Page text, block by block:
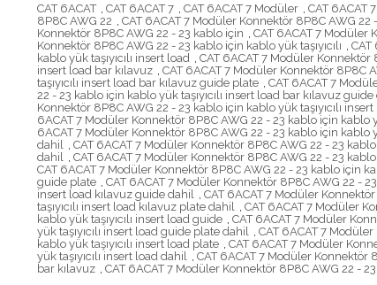
CAT 6ACAT
CAT 6ACAT 7 CAT 6ACAT 7 Modüler CAT 6ACAT
8P8C AWG 22
CAT 6ACAT 7 Modüler Konnektör 8P8C AWG 22 -
Konnektör 8P8C AWG 22 - 23 kablo için
CAT 6ACAT 7 Modüler
Konnektör 8P8C AWG 22 - 23 kablo için kablo yük taşıyıcılı
CAT
kablo yük taşıyıcılı insert load
CAT 6ACAT 7 Modüler Konnektör
insert load bar kılavuz
CAT 6ACAT 7 Modüler Konnektör 8P8C
taşıyıcılı insert load bar kılavuz guide plate
CAT 6ACAT 7
22 - 23 kablo için kablo yük taşıyıcılı insert load bar kılavuz guide
Konnektör 8P8C AWG 22 - 23 kablo için kablo yük taşıyıcılı
6ACAT 7 Modüler Konnektör 8P8C AWG 22 - 23 kablo için kablo
6ACAT 7 Modüler Konnektör 8P8C AWG 22 - 23 kablo için kablo
dahil
CAT 6ACAT 7 Modüler Konnektör 8P8C AWG 22 - 23
dahil
CAT 6ACAT 7 Modüler Konnektör 8P8C AWG 22 - 23
CAT 6ACAT 7 Modüler Konnektör 8P8C AWG 22 - 23 kablo için
guide plate
CAT 6ACAT 7 Modüler Konnektör 8P8C AWG 22 -
insert load kılavuz guide dahil
CAT 6ACAT 7 Modüler
taşıyıcılı insert load kılavuz plate dahil
CAT 6ACAT 7 Modüler
kablo yük taşıyıcılı insert load guide
CAT 6ACAT 7 Modüler
yük taşıyıcılı insert load guide plate dahil
CAT 6ACAT 7
kablo yük taşıyıcılı insert load plate
CAT 6ACAT 7 Modüler
yük taşıyıcılı insert load dahil
CAT 6ACAT 7 Modüler Konnektör
bar kılavuz
CAT 6ACAT 7 Modüler Konnektör 8P8C AWG 22 -